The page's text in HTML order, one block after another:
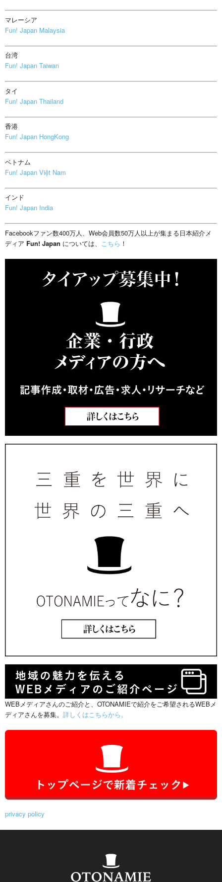
マレーシア
Fun! Japan Malaysia
台湾
Fun! Japan Taiwan
タイ
Fun! Japan Thailand
香港
Fun! Japan HongKong
ベトナム
Fun! Japan Việt Nam
インド
Fun! Japan India
Facebookファン数400万人、Web会員数50万人以上が集まる日本紹介メ
ディア Fun! Japan については、 こちら ！
WEBメディアさんのご紹介と、OTONAMIEで紹介をご希望されるWEBメ
ディアさんを募集。 詳しくはこちらから。
privacy policy